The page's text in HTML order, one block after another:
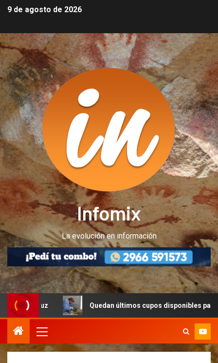
9 de agosto de 2026
Infomix
La evolución en información
Quedan últimos cupos disponibles para